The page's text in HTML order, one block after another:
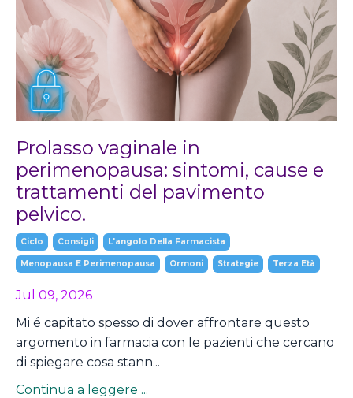
Prolasso vaginale in
perimenopausa: sintomi, cause e
trattamenti del pavimento
pelvico.
Ciclo Consigli L'angolo Della Farmacista
Menopausa E Perimenopausa Ormoni Strategie Terza Età
Jul 09, 2026
Mi é capitato spesso di dover affrontare questo
argomento in farmacia con le pazienti che cercano
di spiegare cosa stann...
Continua a leggere ...